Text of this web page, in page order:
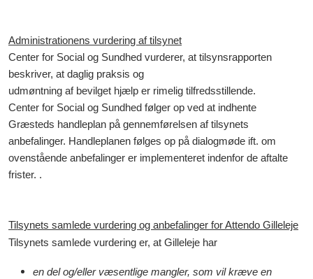
Administrationens vurdering af tilsynet
Center for Social og Sundhed vurderer, at tilsynsrapporten
beskriver, at daglig praksis og
udmøntning af bevilget hjælp er rimelig tilfredsstillende.
Center for Social og Sundhed følger op ved at indhente
Græsteds handleplan på gennemførelsen af tilsynets
anbefalinger. Handleplanen følges op på dialogmøde ift. om
ovenstående anbefalinger er implementeret indenfor de aftalte
frister. .
Tilsynets samlede vurdering og anbefalinger for Attendo Gilleleje
Tilsynets samlede vurdering er, at Gilleleje har
en del og/eller væsentlige mangler, som vil kræve en